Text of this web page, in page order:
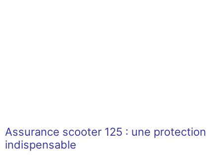
Assurance scooter 125 : une protection
indispensable